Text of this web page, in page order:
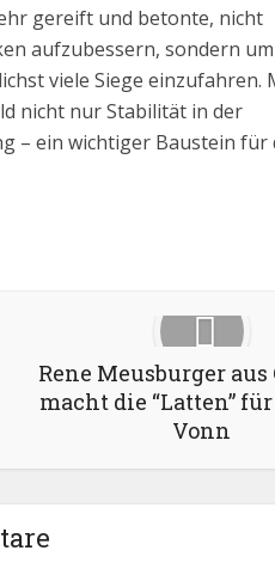
gereift und betonte, nicht
aufzubessern, sondern
viele Siege einzufahren.
nicht nur Stabilität in der
– ein wichtiger Baustein für
Rene Meusburger aus
macht die “Latten”
Vonn